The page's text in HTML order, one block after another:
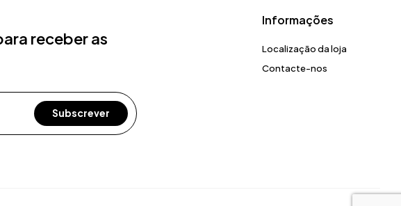
receber as
Informações
Localização da loja
Contacte-nos